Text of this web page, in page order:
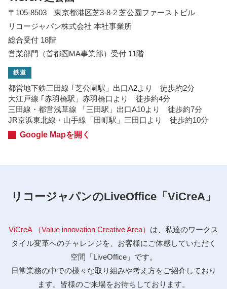
〒105-8503 東京都港区芝3-8-2 芝公園ファーストビル
リコージャパン株式会社 本社事業所
総合受付 18階
営業部門（首都圏MA事業部）受付 11階
鉄道
都営地下鉄三田線 ｢芝公園駅」出口A2より 徒歩約2分
大江戸線 ｢赤羽橋駅」赤羽橋口より 徒歩約4分
三田線・都営浅草線 「三田駅」出口A10より 徒歩約7分
JR京浜東北線・山手線「田町駅」三田口より 徒歩約10分
Google Mapを開く
リコージャパンのLiveOffice「ViCreA」
ViCreA （Value innovation Creative Area） は、私達のワークス
タイル変革へのチャレンジを、お客様にご体感していただく
空間「LiveOffice」です。
日常業務の中での様々な取り組みや考え方をご紹介しており
ます。皆様のご来場をお待ちしております。